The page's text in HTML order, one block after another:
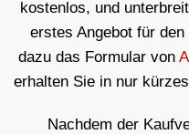
kostenlos, und
erstes Angebot für
dazu das Formular von
erhalten Sie in nur
Nachdem der